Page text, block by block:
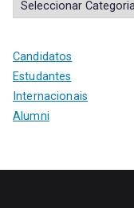
Candidatos
Estudantes
Internacionais
Alumni